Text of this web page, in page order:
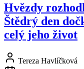
Hvězdy
Štědrý den
celý jeho život
Tereza Havlíčková